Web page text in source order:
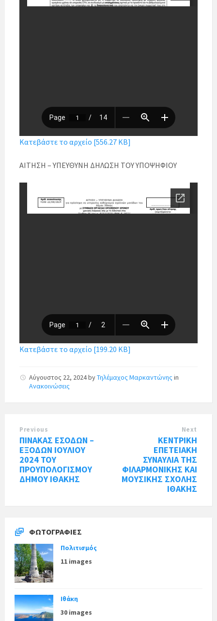
Κατεβάστε το αρχείο [556.27 KB]
ΑΙΤΗΣΗ – ΥΠΕΥΘΥΝΗ ΔΗΛΩΣΗ ΤΟΥ ΥΠΟΨΗΦΙΟΥ
Κατεβάστε το αρχείο [199.20 KB]
Αύγουστος 22, 2024byΤηλέμαχος Μαρκαντώνης in
Ανακοινώσεις
Previous
ΠΙΝΑΚΑΣ ΕΣΟΔΩΝ –
ΕΞΟΔΩΝ ΙΟΥΛΙΟΥ
2024 ΤΟΥ
ΠΡΟΥΠΟΛΟΓΙΣΜΟΥ
ΔΗΜΟΥ ΙΘΑΚΗΣ
Next
ΚΕΝΤΡΙΚΗ
ΕΠΕΤΕΙΑΚΗ
ΣΥΝΑΥΛΙΑ ΤΗΣ
ΦΙΛΑΡΜΟΝΙΚΗΣ ΚΑΙ
ΜΟΥΣΙΚΗΣ ΣΧΟΛΗΣ
ΙΘΑΚΗΣ
ΦΩΤΟΓΡΑΦΊΕΣ
Πολιτισμός
11 images
Ιθάκη
30 images